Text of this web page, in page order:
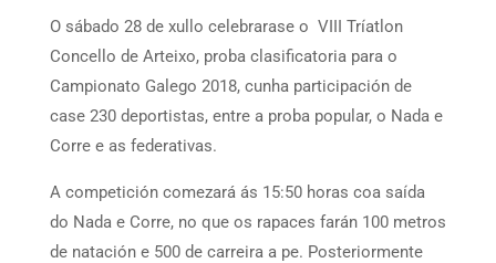
O sábado 28 de xullo celebrarase o VIII Tríatlon
Concello de Arteixo, proba clasificatoria para o
Campionato Galego 2018, cunha participación de
case 230 deportistas, entre a proba popular, o Nada e
Corre e as federativas.
A competición comezará ás 15:50 horas coa saída
do Nada e Corre, no que os rapaces farán 100 metros
de natación e 500 de carreira a pe. Posteriormente